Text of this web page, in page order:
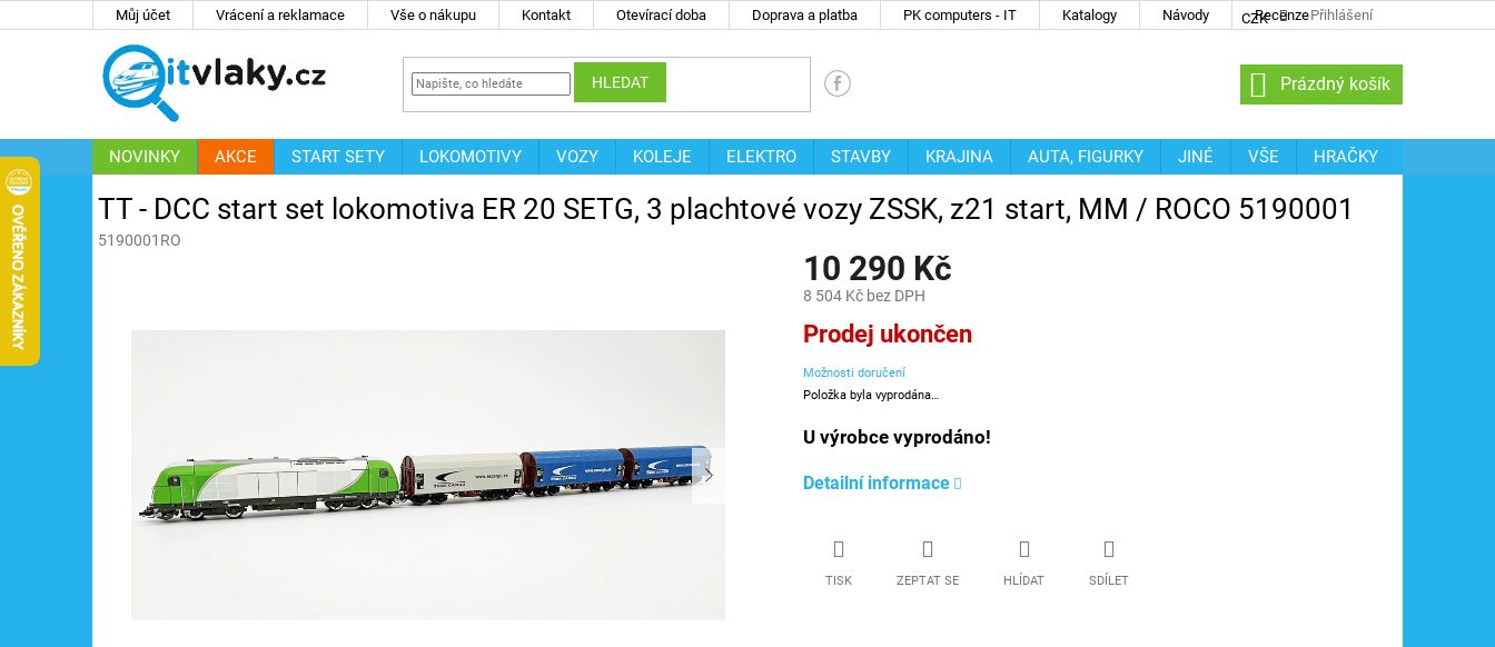
Můj účet Vrácení a reklamace Vše o nákupu Kontakt Otevírací doba Doprava a platba PK computers - IT Katalogy Návody Recenze
CZK Přihlášení
HLEDAT
NÁKUPNÍ
KOŠÍK
Prázdný košík
NOVINKY AKCE START SETY LOKOMOTIVY VOZY KOLEJE ELEKTRO STAVBY KRAJINA AUTA, FIGURKY JINÉ VŠE
HRAČKY
TT - DCC start set lokomotiva ER 20 SETG, 3 plachtové vozy ZSSK, z21 start, MM / ROCO 5190001
5190001RO
10 290 Kč
8 504 Kč bez DPH
Měrná
cena:
Prodej ukončen
Možnosti doručení
Položka byla vyprodána…
U výrobce vyprodáno!
Detailní informace
TISK ZEPTAT SE HLÍDAT SDÍLET